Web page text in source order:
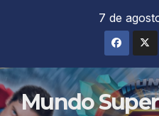
7 de
Mundo